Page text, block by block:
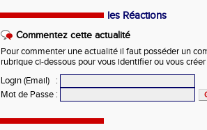
les Réactions
Commentez cette actualité
Pour commenter une actualité il faut posséder un
rubrique ci-dessous pour vous identifier ou vous
Login (Email)
:
Mot de Passe :